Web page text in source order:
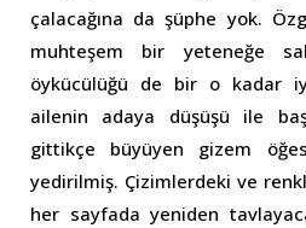
çalacağına da şüphe yok.
muhteşem bir yeteneğe
öykücülüğü de bir o kadar
ailenin adaya düşüşü ile
gittikçe büyüyen gizem
yedirilmiş. Çizimlerdeki ve
her sayfada yeniden